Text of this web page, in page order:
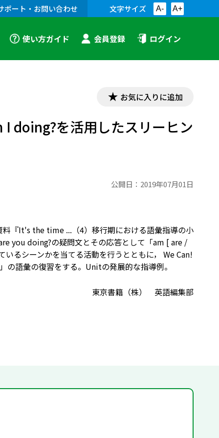
ポート・お問い合わせ 文字サイズ A- A+
使い方ガイド 会員登録 ログイン
お気に入りに追加
doing?を活用したスリーヒン
公開日： 2019年07月01日
『It's the time ...（4）移行期における語彙指導の小
you doing?の疑問文とその応答として「am [ are /
るシーンかを当てる活動を行うとともに， We Can!
の語彙の復習をする。Unitの発展的な指導例。
東京書籍（株） 英語編集部